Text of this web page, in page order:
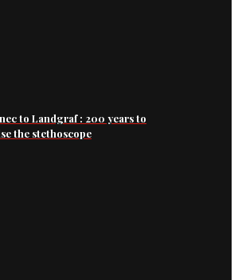
to Landgraf : 200 years to
the stethoscope